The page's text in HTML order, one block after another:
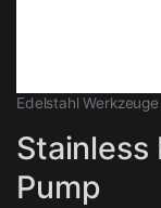
Edelstahl Werkzeuge
Stainless
Pump